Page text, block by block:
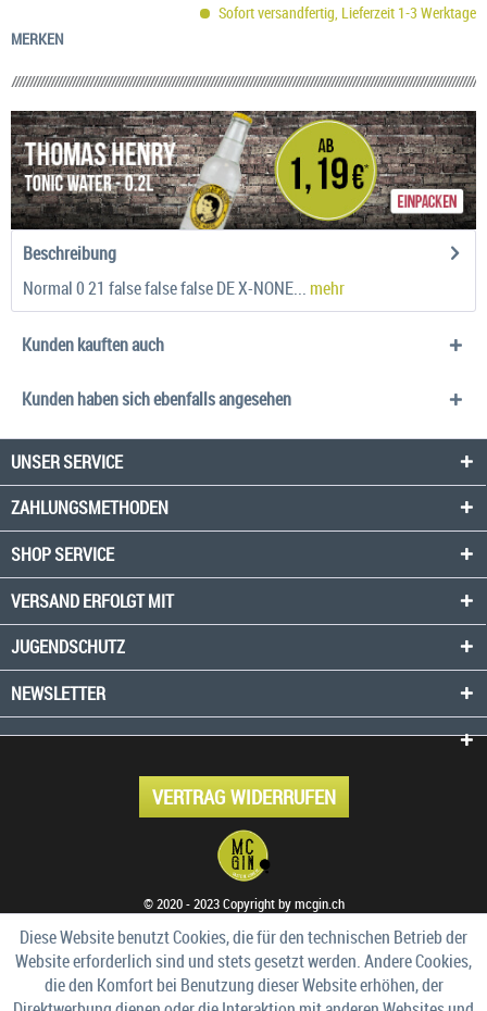
Sofort versandfertig, Lieferzeit 1-3 Werktage
MERKEN
Beschreibung
Normal 0 21 false false false DE X-NONE... mehr
Kunden kauften auch
Kunden haben sich ebenfalls angesehen
UNSER SERVICE
ZAHLUNGSMETHODEN
SHOP SERVICE
VERSAND ERFOLGT MIT
JUGENDSCHUTZ
NEWSLETTER
VERTRAG WIDERRUFEN
© 2020 - 2023 Copyright by mcgin.ch
Diese Website benutzt Cookies, die für den technischen Betrieb der
Website erforderlich sind und stets gesetzt werden. Andere Cookies,
die den Komfort bei Benutzung dieser Website erhöhen, der